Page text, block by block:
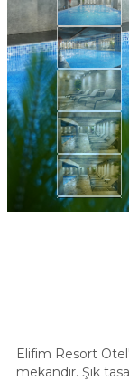
Elifim Resort
mekandır. Şık